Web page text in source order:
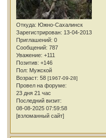
Откуда: Южно-Сахалинск
Зарегистрирован: 13-04-2013
Приглашений: 0
Сообщений: 787
Уважение: +111
Позитив: +146
Пол: Мужской
Возраст: 58 [1967-09-28]
Провел на форуме:
23 дня 21 час
Последний визит:
08-08-2025 07:59:58
[взломанный сайт]